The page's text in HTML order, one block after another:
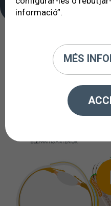
BlephEx a
professional per
informació”.
MÉS